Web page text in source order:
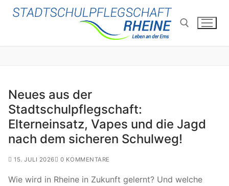
Zum
Inhalt
Neues aus der
Stadtschulpflegschaft:
Elterneinsatz, Vapes und die Jagd
nach dem sicheren Schulweg!
15. JULI 2026 0 KOMMENTARE
Wie wird in Rheine in Zukunft gelernt? Und welche